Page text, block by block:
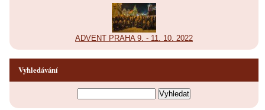
ADVENT PRAHA 9. - 11. 10. 2022
Vyhledávání